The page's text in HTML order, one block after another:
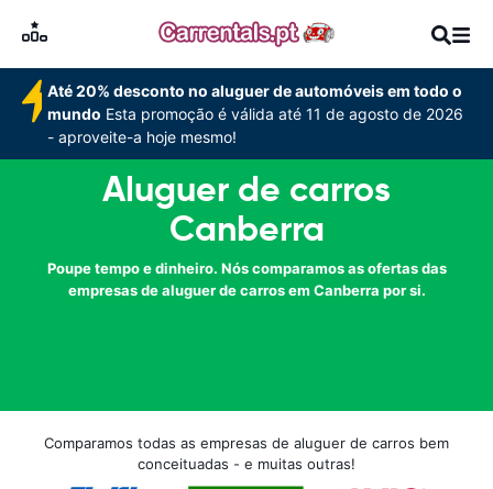
Até 20% desconto no aluguer de automóveis em todo o
mundo Esta promoção é válida até 11 de agosto de 2026
- aproveite-a hoje mesmo!
Aluguer de carros
Canberra
Poupe tempo e dinheiro. Nós comparamos as ofertas das
empresas de aluguer de carros em Canberra por si.
Comparamos todas as empresas de aluguer de carros bem
conceituadas - e muitas outras!